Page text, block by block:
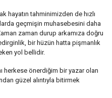
hayatın tahminimizden de hızlı
geçmişin muhasebesini daha
zaman durup arkamıza doğru
bir hüzün hatta pişmanlık
yol bellidir.
herkese önerdiğim bir yazar olan
güzel alıntıyla bitirmek